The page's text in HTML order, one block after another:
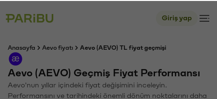
Giriş yap
Anasayfa Aevo fiyatı Aevo (AEVO) TL fiyat geçmişi
Aevo (AEVO) Geçmiş Fiyat Performansı
Aevo'nun yıllar içindeki fiyat değişimini inceleyin.
Performansını ve tarihindeki önemli dönüm noktalarını daha